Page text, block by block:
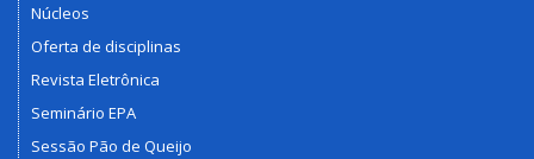
Núcleos
Oferta de disciplinas
Revista Eletrônica
Seminário EPA
Sessão Pão de Queijo